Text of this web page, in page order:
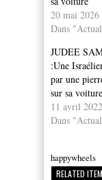
20 mai 2026
Dans
JUDEE
:Une
par une
sur sa voiture
11 avril 2022
Dans
happywheels
RELATED